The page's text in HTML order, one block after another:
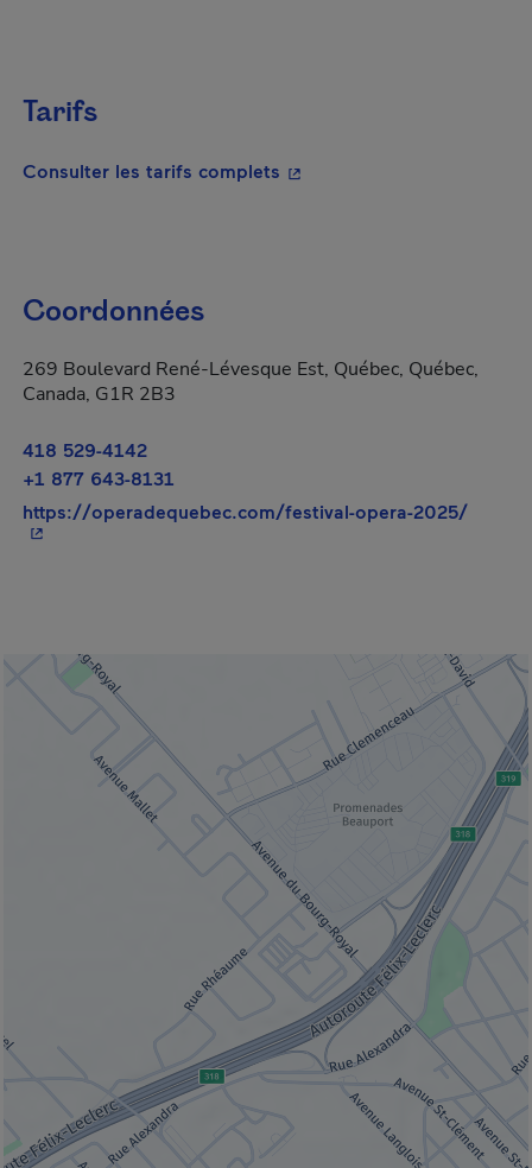
Tarifs
Consulter les tarifs complets - Cet hyperlien s'ouvrira
Coordonnées
269 Boulevard René-Lévesque Est, Québec, Québec,
Canada, G1R 2B3
418 529-4142
+1 877 643-8131
https://operadequebec.com/festival-opera-2025/- Cet